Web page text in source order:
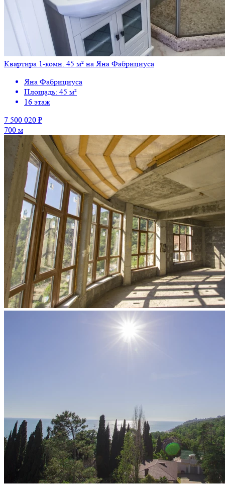
Квартира 1-комн. 45 м² на Яна Фабрициуса
Яна Фабрициуса
Площадь: 45 м²
16 этаж
7 500 020 ₽
700 м